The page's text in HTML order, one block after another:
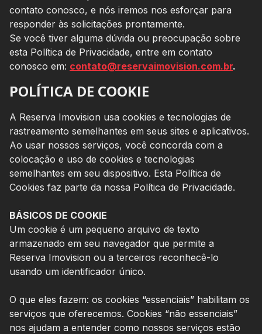
contato conosco, e nós iremos nos esforçar para
responder às solicitações prontamente.
Se você tiver alguma dúvida ou preocupação sobre
esta Política de Privacidade, entre em contato
conosco em: contato@reservaimovision.com.br.
POLÍTICA DE COOKIE
A Reserva Imovision usa cookies e tecnologias de
rastreamento semelhantes em seus sites e aplicativos.
Ao usar nossos serviços, você concorda com a
colocação e uso de cookies e tecnologias
semelhantes em seu dispositivo. Esta Política de
Cookies faz parte da nossa Política de Privacidade.
BÁSICOS DE COOKIE
Um cookie é um pequeno arquivo de texto
armazenado em seu navegador que permite a
Reserva Imovision ou a terceiros reconhecê-lo
usando um identificador único.
O que eles fazem: os cookies “essenciais” habilitam os
serviços que oferecemos. Cookies “não essenciais”
nos ajudam a entender como nossos serviços estão